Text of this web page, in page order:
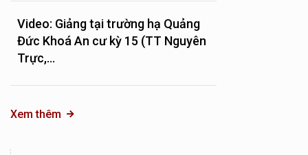
Video: Giảng tại trường hạ Quảng
Đức Khoá An cư kỳ 15 (TT Nguyên
Trực,...
Xem thêm